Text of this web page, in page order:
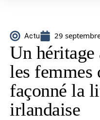
Actu 29
Un
les femmes
façonné la
irlandaise